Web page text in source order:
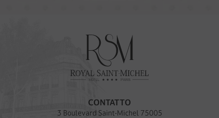
CONTATTO
3 Boulevard Saint-Michel 75005